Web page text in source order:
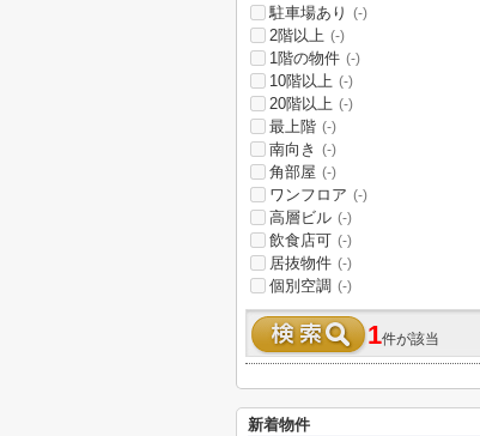
駐車場あり (-)
2階以上 (-)
1階の物件 (-)
10階以上 (-)
20階以上 (-)
最上階 (-)
南向き (-)
角部屋 (-)
ワンフロア (-)
高層ビル (-)
飲食店可 (-)
居抜物件 (-)
個別空調 (-)
1件が該当
新着物件